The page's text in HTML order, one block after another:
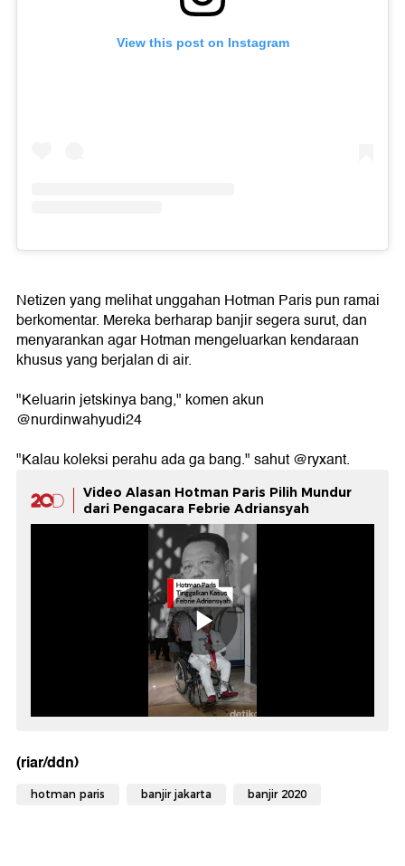
View this post on Instagram
Netizen yang melihat unggahan Hotman Paris pun ramai
berkomentar. Mereka berharap banjir segera surut, dan
menyarankan agar Hotman mengeluarkan kendaraan
khusus yang berjalan di air.
"Keluarin jetskinya bang," komen akun
@nurdinwahyudi24
"Kalau koleksi perahu ada ga bang." sahut @ryxant.
Video Alasan Hotman Paris Pilih Mundur
dari Pengacara Febrie Adriansyah
(riar/ddn)
hotman paris banjir jakarta banjir 2020